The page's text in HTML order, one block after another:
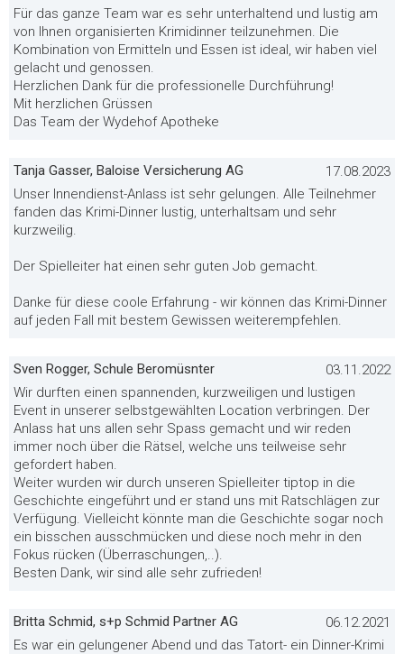
Für das ganze Team war es sehr unterhaltend und lustig am
von Ihnen organisierten Krimidinner teilzunehmen. Die
Kombination von Ermitteln und Essen ist ideal, wir haben viel
gelacht und genossen.
Herzlichen Dank für die professionelle Durchführung!
Mit herzlichen Grüssen
Das Team der Wydehof Apotheke
Tanja Gasser, Baloise Versicherung AG
17.08.2023
Unser Innendienst-Anlass ist sehr gelungen. Alle Teilnehmer
fanden das Krimi-Dinner lustig, unterhaltsam und sehr
kurzweilig.
Der Spielleiter hat einen sehr guten Job gemacht.
Danke für diese coole Erfahrung - wir können das Krimi-Dinner
auf jeden Fall mit bestem Gewissen weiterempfehlen.
Sven Rogger, Schule Beromüsnter
03.11.2022
Wir durften einen spannenden, kurzweiligen und lustigen
Event in unserer selbstgewählten Location verbringen. Der
Anlass hat uns allen sehr Spass gemacht und wir reden
immer noch über die Rätsel, welche uns teilweise sehr
gefordert haben.
Weiter wurden wir durch unseren Spielleiter tiptop in die
Geschichte eingeführt und er stand uns mit Ratschlägen zur
Verfügung. Vielleicht könnte man die Geschichte sogar noch
ein bisschen ausschmücken und diese noch mehr in den
Fokus rücken (Überraschungen,..).
Besten Dank, wir sind alle sehr zufrieden!
Britta Schmid, s+p Schmid Partner AG
06.12.2021
Es war ein gelungener Abend und das Tatort- ein Dinner-Krimi